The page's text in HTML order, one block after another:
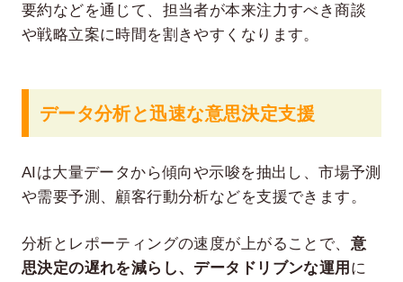
要約などを通じて、担当者が本来注力すべき商談
や戦略立案に時間を割きやすくなります。
データ分析と迅速な意思決定支援
AIは大量データから傾向や示唆を抽出し、市場予測
や需要予測、顧客行動分析などを支援できます。
分析とレポーティングの速度が上がることで、 意
思決定の遅れを減らし、データドリブンな運用 に